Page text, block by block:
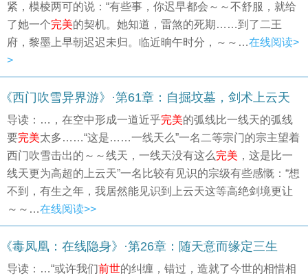
紧，模棱两可的说：“有些事，你迟早都会～～不舒服，就给
了她一个完美的契机。她知道，雷煞的死期……到了二王
府，黎墨上早朝迟迟未归。临近晌午时分，～～…在线阅读>
>
《西门吹雪异界游》·第61章：自掘坟墓，剑术上云天
导读：…，在空中形成一道近乎完美的弧线比一线天的弧线
要完美太多……“这是……一线天么”一名二等宗门的宗主望着
西门吹雪击出的～～线天，一线天没有这么完美 ，这是比一
线天更为高超的上云天”一名比较有见识的宗级有些感慨：“想
不到，有生之年，我居然能见识到上云天这等高绝剑境更让
～～…在线阅读>>
《毒凤凰：在线隐身》·第26章：随天意而缘定三生
导读：…“或许我们前世的纠缠，错过，造就了今世的相惜相